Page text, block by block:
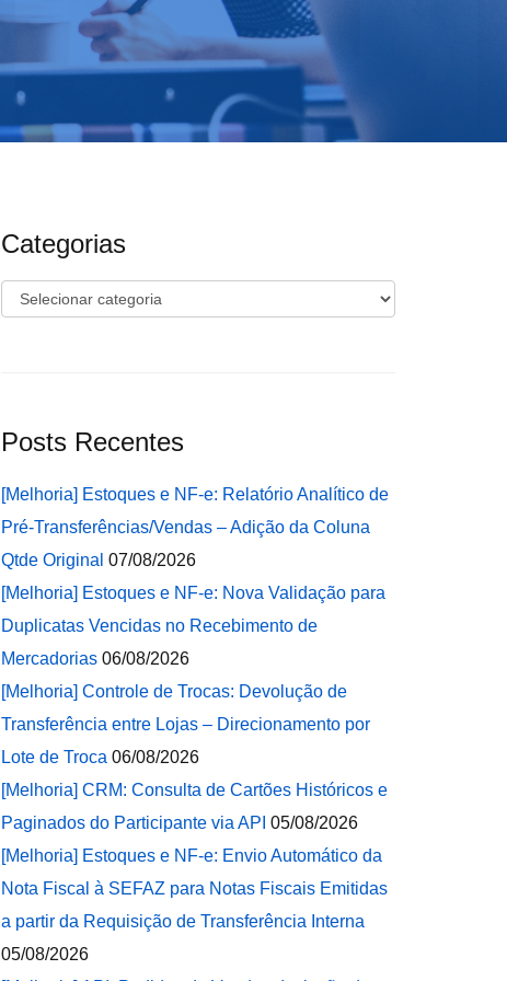
Categorias
Categorias
Posts Recentes
[Melhoria] Estoques e NF-e: Relatório Analítico de
Pré-Transferências/Vendas – Adição da Coluna
Qtde Original 07/08/2026
[Melhoria] Estoques e NF-e: Nova Validação para
Duplicatas Vencidas no Recebimento de
Mercadorias 06/08/2026
[Melhoria] Controle de Trocas: Devolução de
Transferência entre Lojas – Direcionamento por
Lote de Troca 06/08/2026
[Melhoria] CRM: Consulta de Cartões Históricos e
Paginados do Participante via API 05/08/2026
[Melhoria] Estoques e NF-e: Envio Automático da
Nota Fiscal à SEFAZ para Notas Fiscais Emitidas
a partir da Requisição de Transferência Interna
05/08/2026